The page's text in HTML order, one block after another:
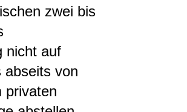
zwei bis
nicht auf
abseits von
privaten